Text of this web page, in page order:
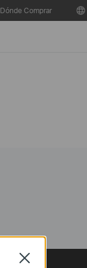
Dónde Comprar
Close